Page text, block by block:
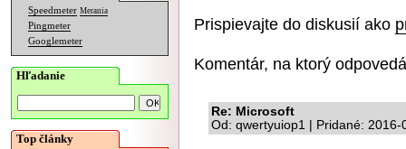
Speedmeter Merania
Pingmeter
Googlemeter
Hľadanie
Top články
Prispievajte do diskusií ako
Komentár, na ktorý
Re: Microsoft
Od: qwertyuiop1 | Pridané: 2016-